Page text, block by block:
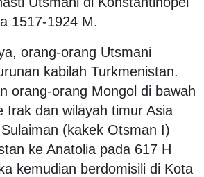
1517-1924 M.
orang-orang Utsmani
kabilah Turkmenistan.
orang-orang Mongol di bawah
Irak dan wilayah timur Asia
(kakek Otsman I)
ke Anatolia pada 617 H
kemudian berdomisili di Kota